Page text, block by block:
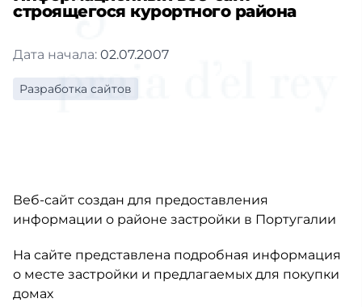
строящегося курортного района
Дата начала: 02.07.2007
Разработка сайтов
Веб-сайт создан для предоставления
информации о районе застройки в Португалии
На сайте представлена подробная информация
о месте застройки и предлагаемых для покупки
домах